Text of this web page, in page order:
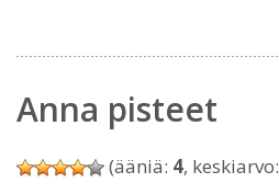
Anna pisteet
(ääniä: 4, keskiarvo: